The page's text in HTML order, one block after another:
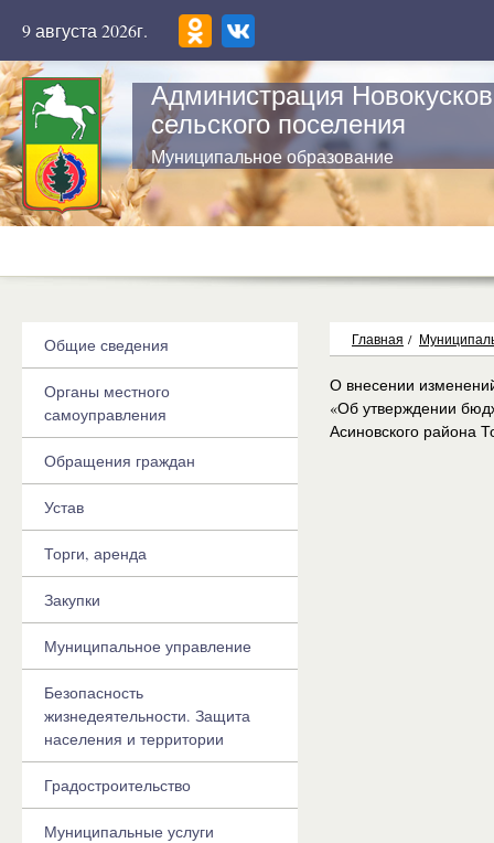
9 августа 2026г.
Администрация
сельского поселения
Муниципальное образование
Главная /
О внесении
«Об утверждении
Асиновского района
Общие сведения
Органы местного
самоуправления
Обращения граждан
Устав
Торги, аренда
Закупки
Муниципальное управление
Безопасность
жизнедеятельности. Защита
населения и территории
Градостроительство
Муниципальные услуги